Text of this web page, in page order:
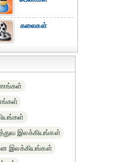
கலைகள்
இலக்கியங்கள்
இலக்கியங்கள்